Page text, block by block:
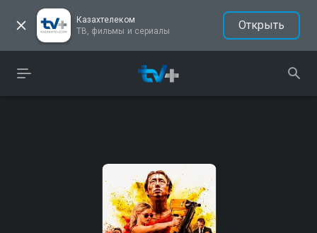
Казахтелеком
ТВ, фильмы и сериалы
Открыть